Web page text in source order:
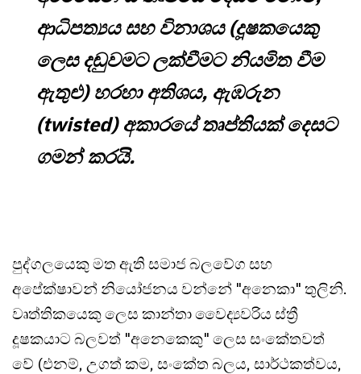
ආධිපත්‍යය සහ විනාශය (දූෂකයෙකු
ලෙස දඬුවමට ලක්වීමට නියමිත වීම
ඇතුළු) හරහා අතිශය, ඇඹරුන
(twisted) අකාරයේ තෘප්තියක් දෙසට
ගමන් කරයි.
පුද්ගලයෙකු මත ඇති සමාජ බලවේග සහ
අපේක්ෂාවන් නියෝජනය වන්නේ "අනෙකා" තුලිනි.
වෘත්තිකයෙකු ලෙස කාන්තා වෛද්‍යවරිය ස්ත්‍රී
දූෂකයාට බලවත් "අනෙකෙකු" ලෙස සංකේතවත්
වේ (එනම්, උගත් කම, සංකේත බලය, සාර්ථකත්වය,